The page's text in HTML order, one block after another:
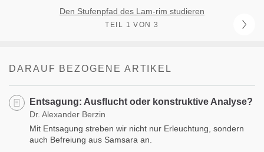
Den Stufenpfad des Lam-rim studieren
TEIL 1 VON 3
DARAUF BEZOGENE ARTIKEL
Entsagung: Ausflucht oder konstruktive Analyse?
Dr. Alexander Berzin
Mit Entsagung streben wir nicht nur Erleuchtung, sondern
auch Befreiung aus Samsara an.